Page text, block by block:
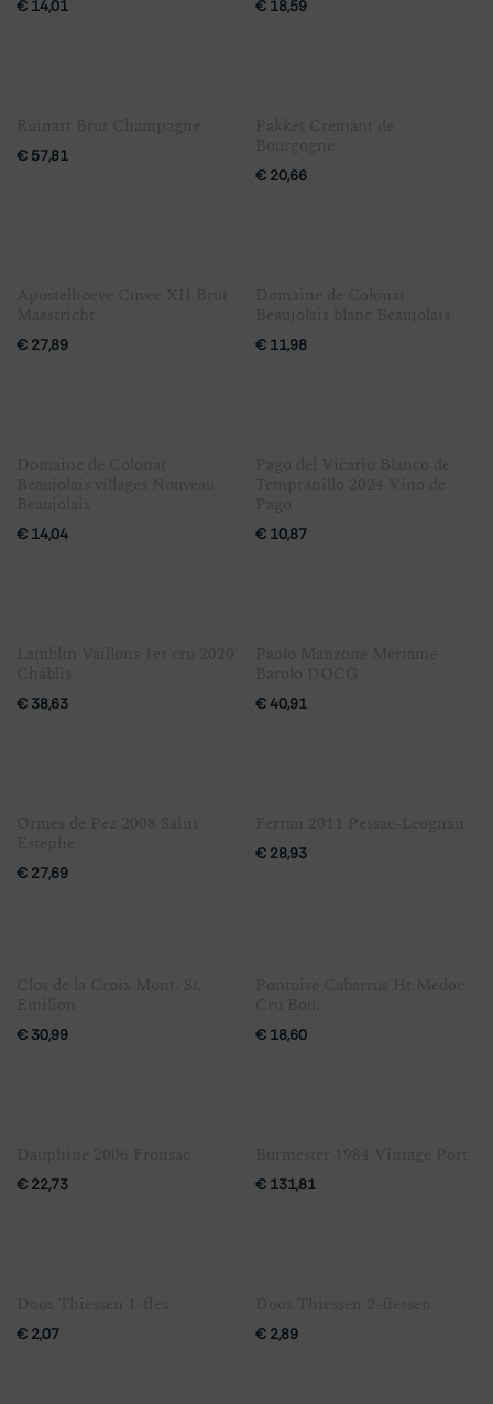
€ 14,01 € 18,59
€ 57,81
€ 20,66
€ 27,89 € 11,98
€ 14,04 € 10,87
€ 38,63 €40,91
€ 27,69
€ 28,93
€ 30,99 € 18,60
€ 22,73 € 131,81
€ 2,07 € 2,89